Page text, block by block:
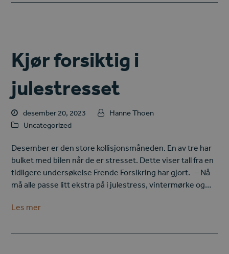
Kjør forsiktig i
julestresset
desember 20, 2023
Hanne Thoen
Uncategorized
Desember er den store kollisjonsmåneden. En av tre har
bulket med bilen når de er stresset. Dette viser tall fra en
tidligere undersøkelse Frende Forsikring har gjort. – Nå
må alle passe litt ekstra på i julestress, vintermørke og…
Les mer